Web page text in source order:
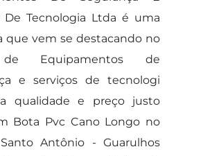
De Tecnologia Ltda é uma
que vem se destacando no
Equipamentos de
e serviços de tecnologi
qualidade e preço justo
Bota Pvc Cano Longo no
Antônio - Guarulhos